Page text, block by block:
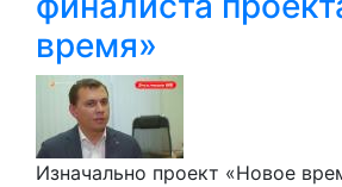
время»
Изначально проект «Новое